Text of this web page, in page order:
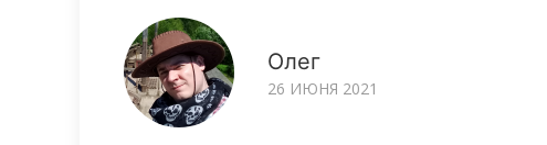
Олег
26 ИЮНЯ 2021